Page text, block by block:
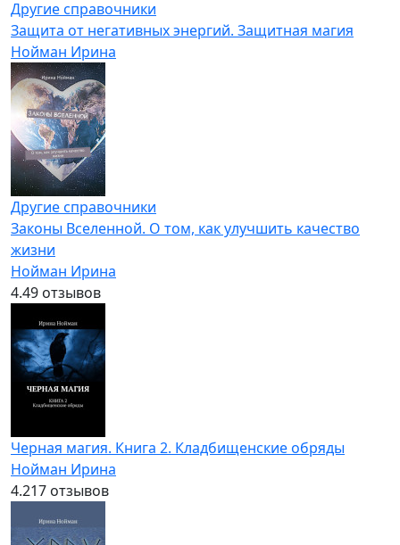
Другие справочники
Защита от негативных энергий. Защитная магия
Нойман Ирина
Другие справочники
Законы Вселенной. О том, как улучшить качество
жизни
Нойман Ирина
4.49 отзывов
Черная магия. Книга 2. Кладбищенские обряды
Нойман Ирина
4.217 отзывов